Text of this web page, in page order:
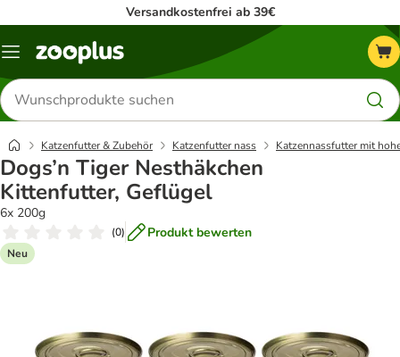
Versandkostenfrei ab 39€
Menü
Produkte
suchen
Katzenfutter & Zubehör Katzenfutter nass Katzennassfutter mit
Dogs’n Tiger Nesthäkchen
Kittenfutter, Geflügel
6x 200g
(0) Produkt bewerten
Neu